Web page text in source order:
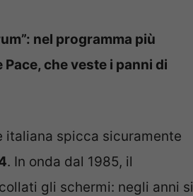
nel programma più
che veste i panni di
italiana spicca sicuramente
. In onda dal 1985, il
gli schermi: negli anni si